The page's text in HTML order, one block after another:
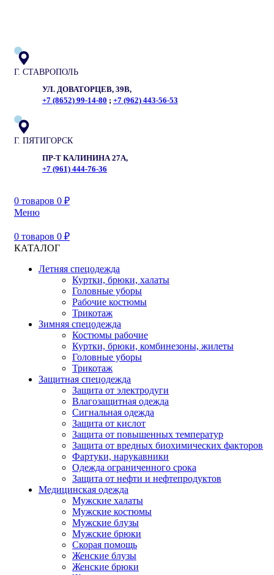
Г. СТАВРОПОЛЬ
УЛ. ДОВАТОРЦЕВ, 39В,
+7 (8652) 99-14-80 ; +7 (962) 443-56-53
Г. ПЯТИГОРСК
ПР-Т КАЛИНИНА 27А,
+7 (961) 444-76-36
0 товаров 0 ₽
Меню
0 товаров 0 ₽
КАТАЛОГ
Летняя спецодежда
Куртки, брюки, халаты
Головные уборы
Рабочие костюмы
Трикотаж
Зимняя спецодежда
Костюмы рабочие
Куртки, брюки, комбинезоны, жилеты
Головные уборы
Трикотаж
Защитная спецодежда
Защита от электродуги
Влагозащитная одежда
Сигнальная одежда
Защита от кислот
Защита от повышенных температур
Защита от вредных биохимических факторов
Фартуки, нарукавники
Одежда ограниченного срока
Защита от нефти и нефтепродуктов
Медицинская одежда
Мужские халаты
Мужские костюмы
Мужские блузы
Мужские брюки
Скорая помощь
Женские блузы
Женские брюки